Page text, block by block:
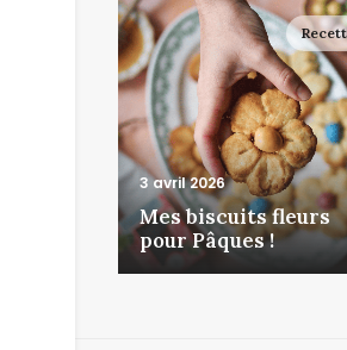
3 avril 2026
Mes biscuits fleurs
pour Pâques !